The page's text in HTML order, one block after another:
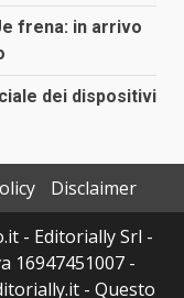
frena: in arrivo
dei dispositivi
Disclaimer
- Editorially Srl -
16947451007 -
- Questo